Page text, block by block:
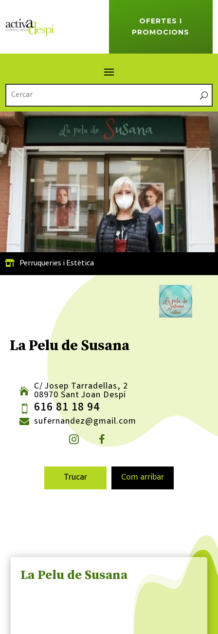
OFERTES I
PROMOCIONS
Perruqueries i Estètica
La Pelu de Susana
C/ Josep Tarradellas, 2
08970 Sant Joan Despí
616 81 18 94
sufernandez@gmail.com
Trucar Com arribar
La Pelu de Susana